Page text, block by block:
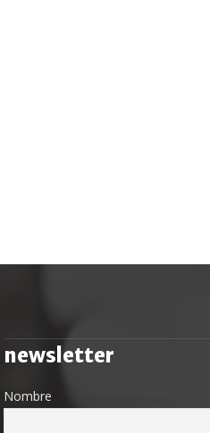
newsletter
Nombre